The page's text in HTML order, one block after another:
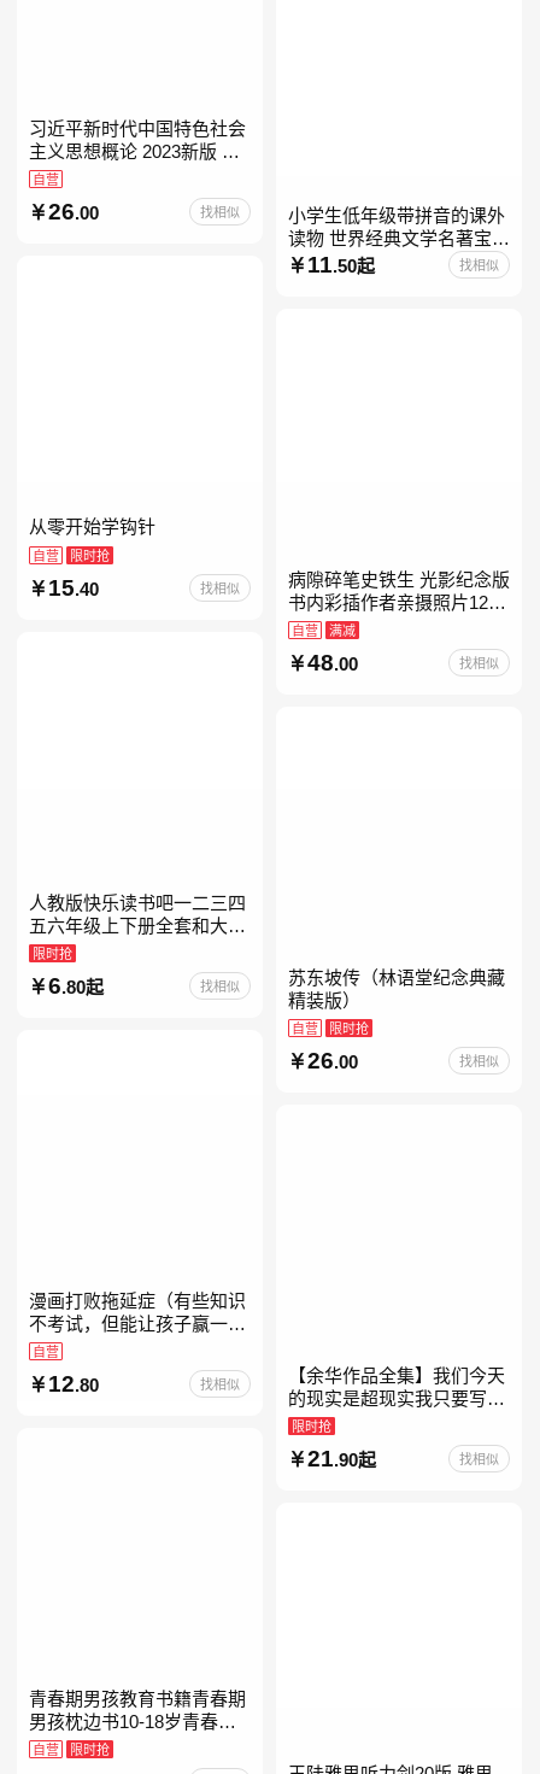
习近平新时代中国特色社会
主义思想概论 2023新版 自
考15041
自营
26.00 找相似
小学生低年级带拼音的课外
读物 世界经典文学名著宝库
儿童彩图注音版 小学生一二
年级课外阅读经典名著故事
11 .50起 找相似
从零开始学钩针
自营 限时抢
15.40 找相似
病隙碎笔史铁生 光影纪念版
书内彩插作者亲摄照片12幅
史铁生充满灵性光辉的生命
自营 满减
48.00 找相似
人教版快乐读书吧一二三四
五六年级上下册全套和大人
一起读人教版读读童谣和儿
歌小鲤鱼跳龙门中国古代寓
言安徒生童话学生阅读课外
限时抢
6.80起 找相似
苏东坡传（林语堂纪念典藏
精装版）
自营 限时抢
26.00 找相似
漫画打败拖延症（有些知识
不考试，但能让孩子赢一辈
子。减少压力、增强自信、
把握机遇、培养自律，结合
“小行动”触发大脑行动开
自营
12.80 找相似
【余华作品全集】我们今天
的现实是超现实我只要写作
就是回家卢克明的偷偷一笑
余华新书活着世界上的迷路
者余华写作课文学课山谷微
限时抢
21 .90起 找相似
青春期男孩教育书籍青春期
男孩枕边书10-18岁青春期
男孩成长手册男生叛逆期非
暴力家庭教育父母心理学性
自营 限时抢